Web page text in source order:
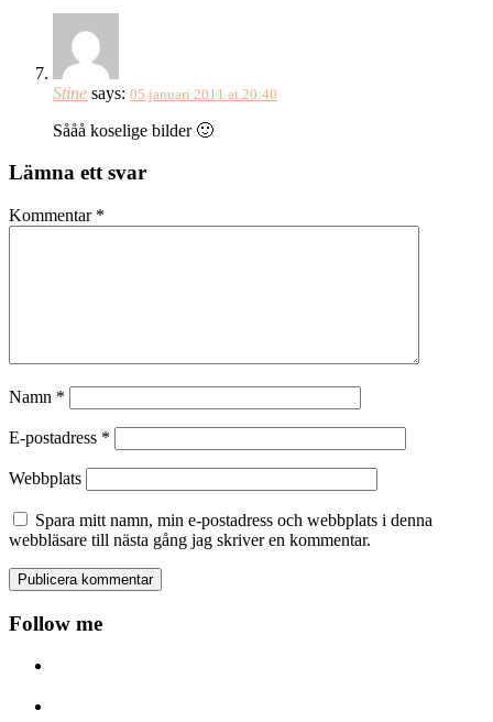
Stine says: 05 januari 2011 at 20:40
Sååå koselige bilder 🙂
Lämna ett svar
Kommentar *
Namn *
E-postadress *
Webbplats
Spara mitt namn, min e-postadress och webbplats i denna
webbläsare till nästa gång jag skriver en kommentar.
Follow me